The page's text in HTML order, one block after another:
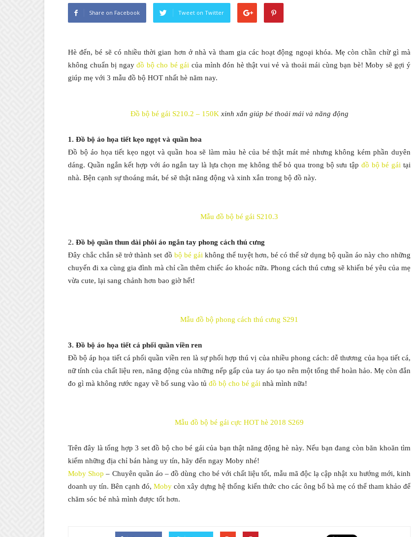
Share on Facebook Tweet on Twitter
Hè đến, bé sẽ có nhiều thời gian hơn ở nhà và tham gia các hoạt động ngoại khóa. Mẹ còn chần chừ gì mà
không chuẩn bị ngayđồ bộ cho bé gái của mình đón hè thật vui vẻ và thoải mái cùng bạn bè! Moby sẽ gợi ý
giúp mẹ với 3 mẫu đồ bộ HOT nhất hè năm nay.
Đồ bộ bé gái S210.2 – 150K xinh xắn giúp bé thoải mái và năng động
1. Đồ bộ áo họa tiết kẹo ngọt và quần hoa
Đồ bộ áo họa tiết kẹo ngọt và quần hoa sẽ làm màu hè của bé thật mát mẻ nhưng không kém phần duyên
dáng. Quần ngắn kết hợp với áo ngắn tay là lựa chọn mẹ không thể bỏ qua trong bộ sưu tập đồ bộ bé gái tại
nhà. Bện cạnh sự thoáng mát, bé sẽ thật năng động và xinh xắn trong bộ đồ này.
Mẫu đồ bộ bé gái S210.3
2. Đồ bộ quần thun dài phôi áo ngắn tay phong cách thú cưng
Đây chắc chắn sẽ trở thành set đồ bộ bé gái không thể tuyệt hơn, bé có thể sử dụng bộ quần áo này cho những
chuyến đi xa cùng gia đình mà chỉ cần thêm chiếc áo khoác nữa. Phong cách thú cưng sẽ khiến bé yêu của mẹ
vừa cute, lại sang chảnh hơn bao giờ hết!
Mẫu đồ bộ phong cách thú cưng S291
3. Đồ bộ áo họa tiết cá phối quần viền ren
Đồ bộ áp họa tiết cá phối quần viền ren là sự phối hợp thú vị của nhiều phong cách: dễ thương của họa tiết cá,
nữ tính của chất liệu ren, năng động của những nếp gấp của tay áo tạo nên một tổng thể hoàn hảo. Mẹ còn đắn
đo gì mà không rước ngay về bổ sung vào tủ đồ bộ cho bé gái nhà mình nữa!
Mẫu đồ bộ bé gái cực HOT hè 2018 S269
Trên đây là tổng hợp 3 set đồ bộ cho bé gái của bạn thật năng động hè này. Nếu bạn đang còn băn khoăn tìm
kiếm những địa chỉ bán hàng uy tín, hãy đến ngay Moby nhé!
Moby Shop – Chuyên quần áo – đồ dùng cho bé với chất liệu tốt, mẫu mã độc lạ cập nhật xu hướng mới, kinh
doanh uy tín. Bên cạnh đó,Moby còn xây dựng hệ thống kiến thức cho các ông bố bà mẹ có thể tham khảo để
chăm sóc bé nhà mình được tốt hơn.